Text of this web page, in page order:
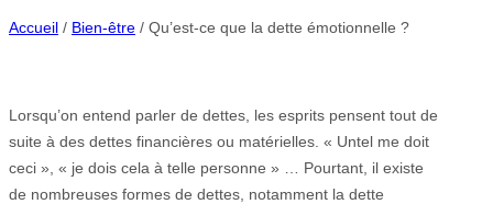
Accueil / Bien-être / Qu’est-ce que la dette émotionnelle ?
Lorsqu’on entend parler de dettes, les esprits pensent tout de
suite à des dettes financières ou matérielles. « Untel me doit
ceci », « je dois cela à telle personne » … Pourtant, il existe
de nombreuses formes de dettes, notamment la dette